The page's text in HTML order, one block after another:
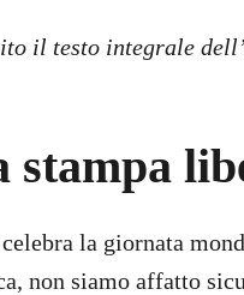
il testo integrale
stampa
la giornata
non siamo affatto